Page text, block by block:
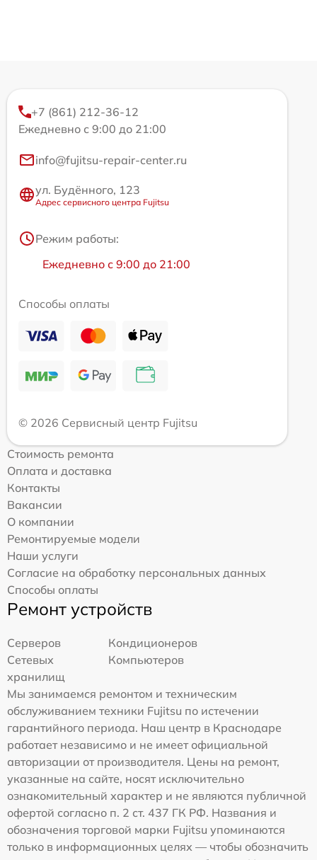
+7 (861) 212-36-12
Ежедневно с 9:00 до 21:00
info@fujitsu-repair-center.ru
ул. Будённого, 123
Адрес сервисного центра Fujitsu
Режим работы:
Ежедневно с 9:00 до 21:00
Способы оплаты
© 2026 Сервисный центр Fujitsu
Стоимость ремонта
Оплата и доставка
Контакты
Вакансии
О компании
Ремонтируемые модели
Наши услуги
Согласие на обработку персональных данных
Способы оплаты
Ремонт устройств
Серверов
Кондиционеров
Сетевых
хранилищ
Компьютеров
Мы занимаемся ремонтом и техническим
обслуживанием техники Fujitsu по истечении
гарантийного периода. Наш центр в Краснодаре
работает независимо и не имеет официальной
авторизации от производителя. Цены на ремонт,
указанные на сайте, носят исключительно
ознакомительный характер и не являются публичной
офертой согласно п. 2 ст. 437 ГК РФ. Названия и
обозначения торговой марки Fujitsu упоминаются
только в информационных целях — чтобы обозначить